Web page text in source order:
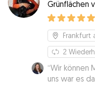
Grünflächen
Frankfurt
2
“Wir können
uns war es